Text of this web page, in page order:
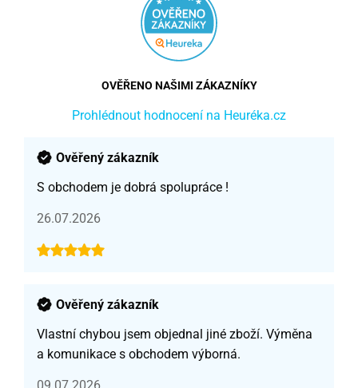
OVĚŘENO NAŠIMI ZÁKAZNÍKY
Prohlédnout hodnocení na Heuréka.cz
Ověřený zákazník
S obchodem je dobrá spolupráce !
26.07.2026
Ověřený zákazník
Vlastní chybou jsem objednal jiné zboží. Výměna
a komunikace s obchodem výborná.